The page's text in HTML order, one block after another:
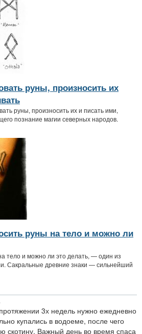
руны, произносить их
руны, произносить их и писать ими,
познание магии северных народов.
руны на тело и можно ли
тело и можно ли это делать, — один из
Сакральные древние знаки — сильнейший
3х недель нужно ежедневно
купались в водоеме, после чего
скотину. Важный день во время спаса